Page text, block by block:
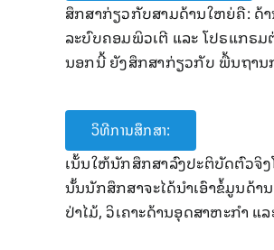
ສຶກສາກ່ຽວກັບສາມດ້ານໃຫຍ່ຄື: ດ້
ລະບົບຄອມພິວເຕີ ແລະ ໂປຣແກຣ
ນອກ​ນີ້ ​ຍັງ​ສຶກສາ​ກ່ຽວ​ກັບ​ ພື້ນ​ຖາ
ວິທີການສຶກສາ:
ເນັ້ນໃຫ້ນັກສຶກສາລົງປະ​ຕິ​ບັດ​ຕົວ​ຈິ
ນັ້ນນັກສຶກສາຈະໄດ້​ນຳເອົາຂໍ້ມູນດ້າ
ປ່າໄມ້, ​ວິເຄາະດ້ານອຸດສາຫະກຳ ແ